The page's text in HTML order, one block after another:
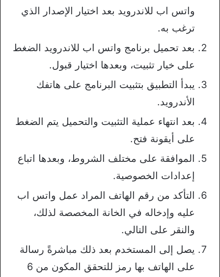
واتس اب للاندرويد بعد اختيار الإصدار الذي
ترغب به.
بعد تحميل برنامج واتس اب للاندرويد الضغط
على خيار تثبيت، وبعدها اختيار قبول.
يبدأ التطبيق بتثبيت البرنامج على هاتفك
الأندرويد.
بعد انتهاء عملية التثبيت والتحميل يتم الضغط
على أيقونة فتح.
الموافقة على مختلف الشروط، وبعدها اتباع
إعدادات الخصوصية.
التأكد من رقم الهاتف المراد عمل واتس اب
عليه وإدخاله في الخانة المخصصة لذلك،
والنقر على التالي.
يصل إلى المستخدم بعد ذلك مباشرةً رسالة
على الهاتف بها رمز للتحقق المكون من 6